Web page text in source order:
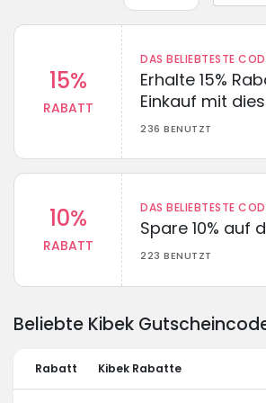
15%
RABATT
DAS BELIEBTESTE
Erhalte 15%
Einkauf mit
236 BENUTZT
10%
RABATT
DAS BELIEBTESTE
Spare 10% auf
223 BENUTZT
Beliebte Kibek
Rabatt Kibek Rabatte